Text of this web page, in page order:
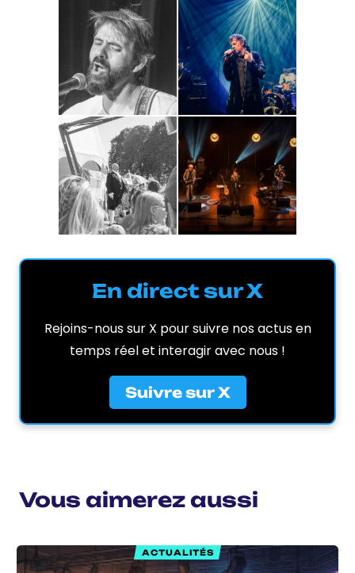
En direct sur X
Rejoins-nous sur X pour suivre nos actus en
temps réel et interagir avec nous !
Suivre sur X
Vous aimerez aussi
ACTUALITÉS